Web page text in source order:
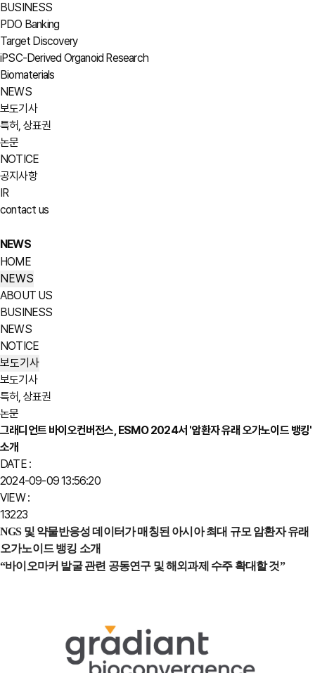
BUSINESS
PDO Banking
Target Discovery
iPSC-Derived Organoid Research
Biomaterials
NEWS
보도기사
특허, 상표권
논문
NOTICE
공지사항
IR
contact us
NEWS
HOME
NEWS
ABOUT US
BUSINESS
NEWS
NOTICE
보도기사
보도기사
특허, 상표권
논문
그래디언트 바이오컨버전스, ESMO 2024서 '암환자 유래 오가노이드 뱅킹'
소개
DATE :
2024-09-09 13:56:20
VIEW :
13223
NGS 및 약물반응성 데이터가 매칭된 아시아 최대 규모 암환자 유래
오가노이드 뱅킹 소개
“바이오마커 발굴 관련 공동연구 및 해외과제 수주 확대할 것”